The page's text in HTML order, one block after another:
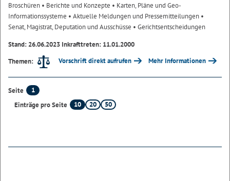
Broschüren • Berichte und Konzepte • Karten, Pläne und Geo-
Informationssysteme • Aktuelle Meldungen und Pressemitteilungen •
Senat, Magistrat, Deputation und Ausschüsse • Gerichtsentscheidungen
Stand: 26.06.2023 Inkrafttreten: 11.01.2000
Themen:
Vorschrift direkt aufrufen Mehr Informationen
Seite
1
Einträge pro Seite
10 20 50